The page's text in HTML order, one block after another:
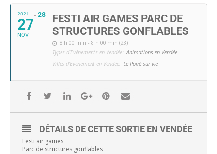
2021
27
NOV
28
FESTI AIR GAMES PARC DE
STRUCTURES GONFLABLES
8 h 00 min - 8 h 00 min (28)
Types d'Evénements en Vendée: Animations en Vendée
Villes d'Evénement en Vendée: Le Poiré sur vie
DÉTAILS DE CETTE SORTIE EN VENDÉE
Festi air games
Parc de structures gonflables